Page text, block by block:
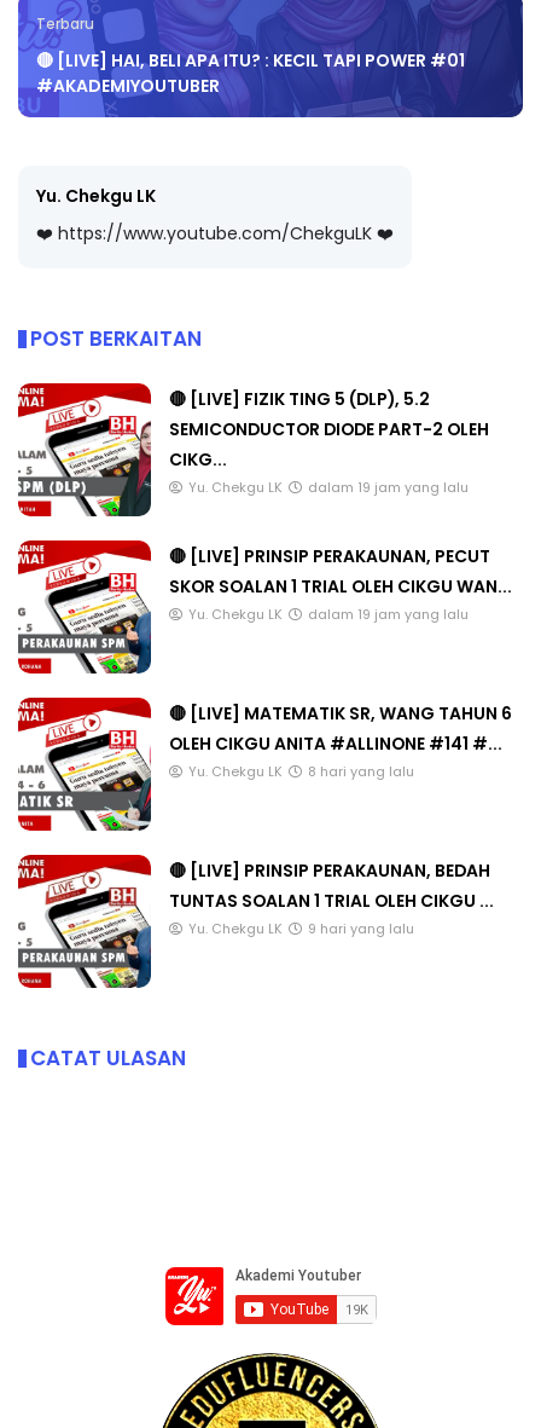
Terbaru
🔴 [LIVE] HAI, BELI APA ITU? : KECIL TAPI POWER #01
#AKADEMIYOUTUBER
Yu. Chekgu LK
❤️ https://www.youtube.com/ChekguLK ❤️
POST BERKAITAN
🔴 [LIVE] FIZIK TING 5 (DLP), 5.2
SEMICONDUCTOR DIODE PART-2 OLEH
CIKG...
Yu. Chekgu LK dalam 19 jam yang lalu
🔴 [LIVE] PRINSIP PERAKAUNAN, PECUT
SKOR SOALAN 1 TRIAL OLEH CIKGU WAN...
Yu. Chekgu LK dalam 19 jam yang lalu
🔴 [LIVE] MATEMATIK SR, WANG TAHUN 6
OLEH CIKGU ANITA #ALLINONE #141 #...
Yu. Chekgu LK 8 hari yang lalu
🔴 [LIVE] PRINSIP PERAKAUNAN, BEDAH
TUNTAS SOALAN 1 TRIAL OLEH CIKGU ...
Yu. Chekgu LK 9 hari yang lalu
CATAT ULASAN